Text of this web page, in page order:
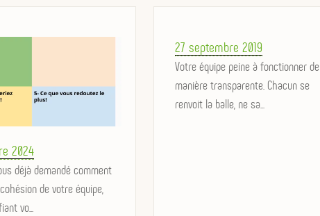
2024
déjà demandé comment
de votre équipe,
vo...
Posted
on
27 septembre 2019
Votre équipe peine à fonctionner de
manière transparente. Chacun se
renvoit la balle, ne sa...